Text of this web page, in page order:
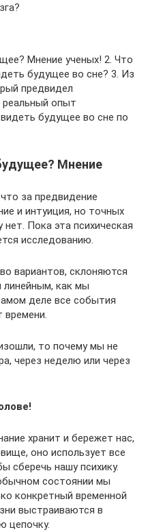
Мнение ученых! 2. Что
будущее во сне? 3. Из
предвидел
опыт
будущее во сне по
Мнение
за предвидение
и интуиция, но точных
Пока эта психическая
исследованию.
вариантов, склоняются
линейным, как мы
деле все события
то почему мы не
через неделю или через
хранит и бережет нас,
оно использует все
сберечь нашу психику.
состоянии мы
конкретный временной
выстраиваются в
цепочку.